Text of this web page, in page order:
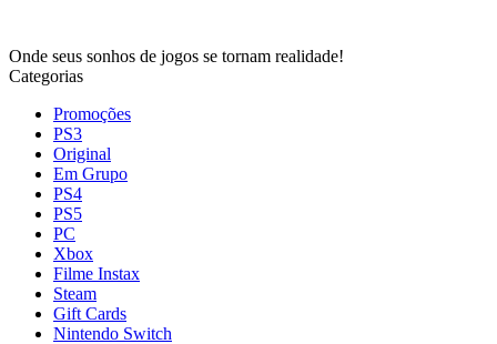
Onde seus sonhos de jogos se tornam realidade!
Categorias
Promoções
PS3
Original
Em Grupo
PS4
PS5
PC
Xbox
Filme Instax
Steam
Gift Cards
Nintendo Switch